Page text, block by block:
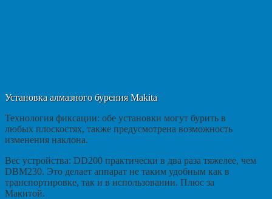
Установка алмазного бурения Makita
Технология фиксации: обе установки могут бурить в
любых плоскостях, также предусмотрена возможность
изменения наклона.
Вес устройства: DD200 практически в два раза тяжелее, чем
DBM230. Это делает аппарат не таким удобным как в
транспортировке, так и в использовании. Плюс за
Макитой.